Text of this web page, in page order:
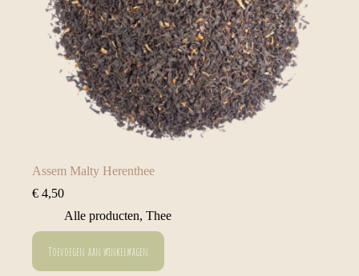
Assem Malty Herenthee
€ 4,50
Alle producten, Thee
Toevoegen aan winkelwagen